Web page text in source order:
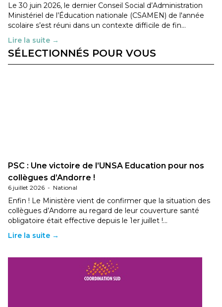
Le 30 juin 2026, le dernier Conseil Social d’Administration
Ministériel de l’Éducation nationale (CSAMEN) de l'année
scolaire s’est réuni dans un contexte difficile de fin…
Lire la suite →
SÉLECTIONNÉS POUR VOUS
PSC : Une victoire de l’UNSA Education pour nos
collègues d’Andorre !
6 juillet 2026 - National
Enfin ! Le Ministère vient de confirmer que la situation des
collègues d’Andorre au regard de leur couverture santé
obligatoire était effective depuis le 1er juillet !…
Lire la suite →